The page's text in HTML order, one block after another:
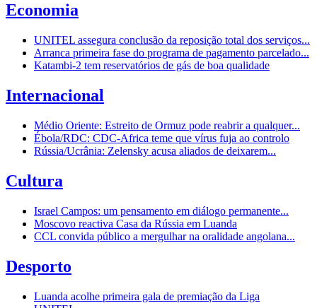
Economia
UNITEL assegura conclusão da reposição total dos serviços...
Arranca primeira fase do programa de pagamento parcelado...
Katambi-2 tem reservatórios de gás de boa qualidade
Internacional
Médio Oriente: Estreito de Ormuz pode reabrir a qualquer...
Ébola/RDC: CDC-Africa teme que vírus fuja ao controlo
Rússia/Ucrânia: Zelensky acusa aliados de deixarem...
Cultura
Israel Campos: um pensamento em diálogo permanente...
Moscovo reactiva Casa da Rússia em Luanda
CCL convida público a mergulhar na oralidade angolana...
Desporto
Luanda acolhe primeira gala de premiação da Liga